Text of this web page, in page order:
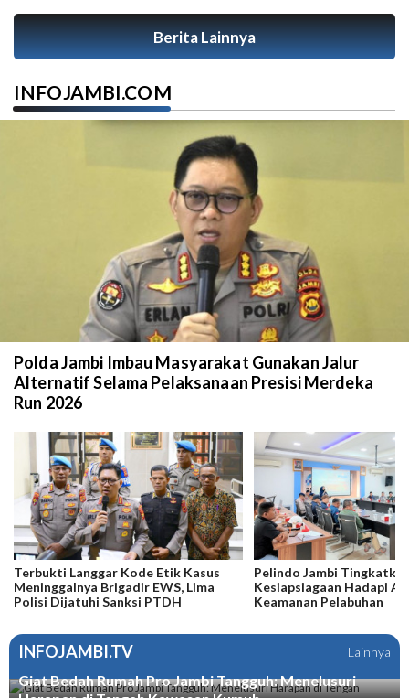
Berita Lainnya
INFOJAMBI.COM
Polda Jambi Imbau Masyarakat Gunakan Jalur
Alternatif Selama Pelaksanaan Presisi Merdeka
Run 2026
Terbukti Langgar Kode Etik Kasus
Meninggalnya Brigadir EWS, Lima
Polisi Dijatuhi Sanksi PTDH
Pelindo Jambi
Kesiapsiagaan Hadapi
Keamanan Pelabuhan
INFOJAMBI.TV Lainnya
Giat Bedah Rumah Pro Jambi Tangguh: Menelusuri